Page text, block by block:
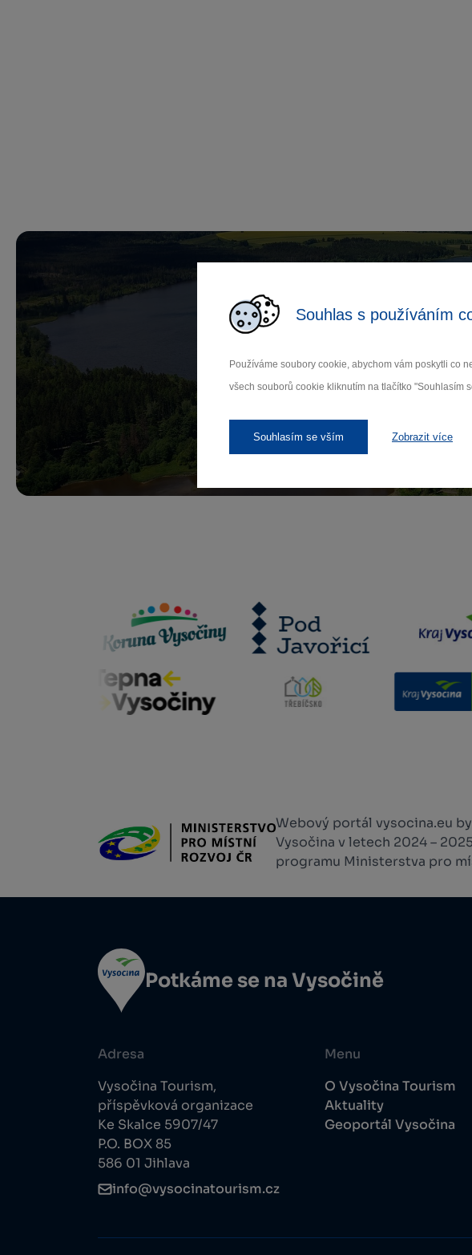
Souhlas s používáním
Používáme soubory cookie, abychom vám poskytli co
všech souborů cookie kliknutím na tlačítko "Souhlasím
Souhlasím se vším Zobrazit více
Záleží nám na ochraně
Webový portál vysocina.eu
Vysočina v letech 2024 –
programu Ministerstva pro
Potkáme se na Vysočině
Adresa
Vysočina Tourism,
příspěvková organizace
Ke Skalce 5907/47
P.O. BOX 85
586 01 Jihlava
info@vysocinatourism.cz
Menu
O Vysočina Tourism
Aktuality
Geoportál Vysočina